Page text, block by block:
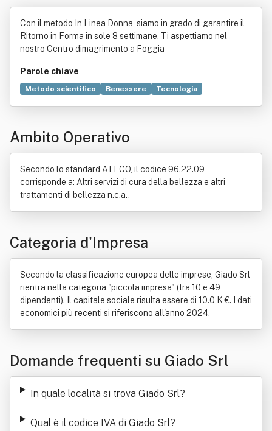
Con il metodo In Linea Donna, siamo in grado di garantire il
Ritorno in Forma in sole 8 settimane. Ti aspettiamo nel
nostro Centro dimagrimento a Foggia
Parole chiave
Metodo scientifico Benessere
Tecnologia
Commercio
Bene immobile
Ristorante
Ambito Operativo
Secondo lo standard ATECO, il codice 96.22.09
corrisponde a: Altri servizi di cura della bellezza e altri
trattamenti di bellezza n.c.a..
Categoria d'Impresa
Secondo la classificazione europea delle imprese, Giado Srl
rientra nella categoria "piccola impresa" (tra 10 e 49
dipendenti). Il capitale sociale risulta essere di 10.0 K €. I dati
economici più recenti si riferiscono all'anno 2024.
Domande frequenti su Giado Srl
In quale località si trova Giado Srl?
Qual è il codice IVA di Giado Srl?